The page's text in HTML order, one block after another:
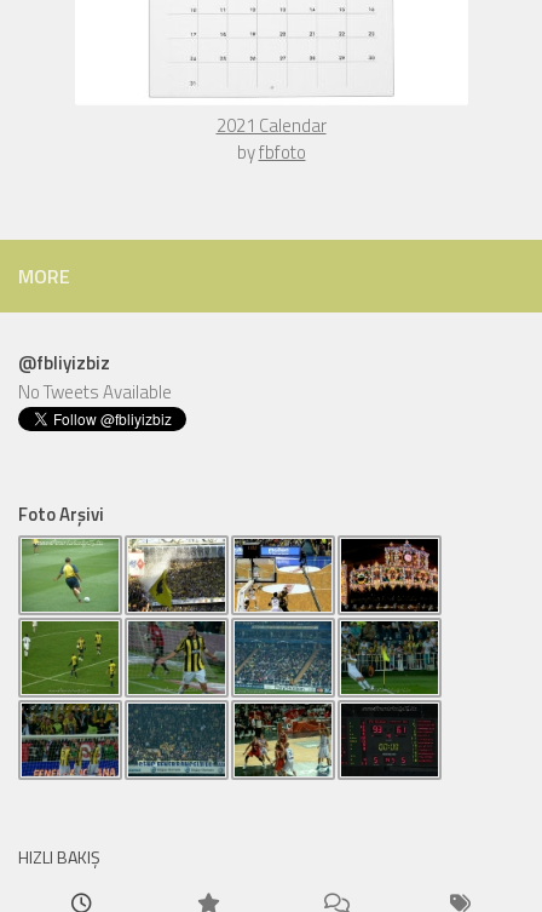
The Rising Sun Over Europe - Choreography Canvas Print
byfbfoto
MORE
@fbliyizbiz
No Tweets Available
Foto Arşivi
HIZLI BAKIŞ